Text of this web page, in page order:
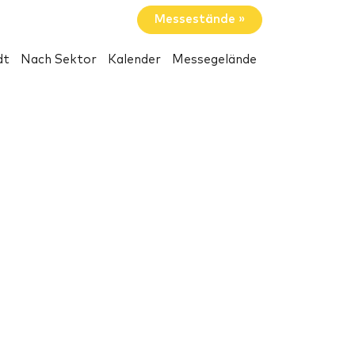
Messestände »
Nach Sektor Kalender Messegelände